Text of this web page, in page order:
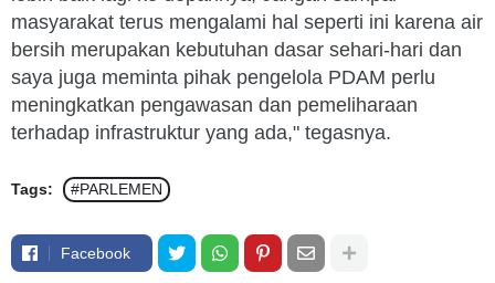
masyarakat terus mengalami hal seperti ini karena air
bersih merupakan kebutuhan dasar sehari-hari dan
saya juga meminta pihak pengelola PDAM perlu
meningkatkan pengawasan dan pemeliharaan
terhadap infrastruktur yang ada," tegasnya.
Tags: #PARLEMEN
Facebook